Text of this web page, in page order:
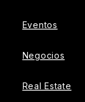
Eventos
Negocios
Real Estate